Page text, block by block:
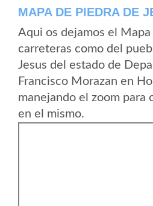
MAPA DE PIEDRA DE
Aqui os dejamos el
carreteras como del
Jesus del estado de
Francisco Morazan en
manejando el zoom para
en el mismo.